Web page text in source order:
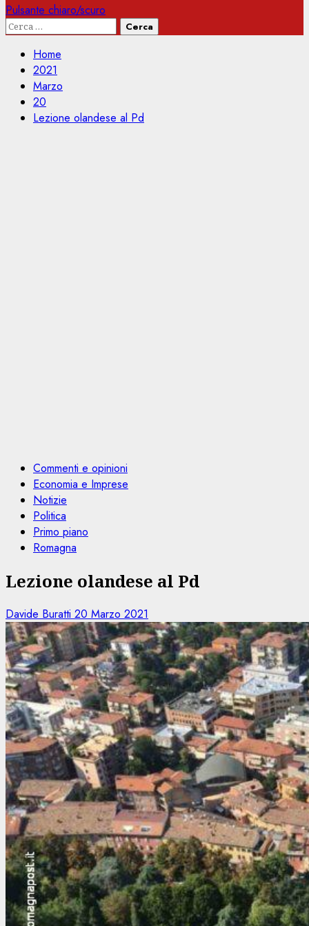
Pulsante chiaro/scuro
Ricerca
Home
2021
Marzo
20
Lezione olandese al Pd
Commenti e opinioni
Economia e Imprese
Notizie
Politica
Primo piano
Romagna
Lezione olandese al Pd
Davide Buratti 20 Marzo 2021